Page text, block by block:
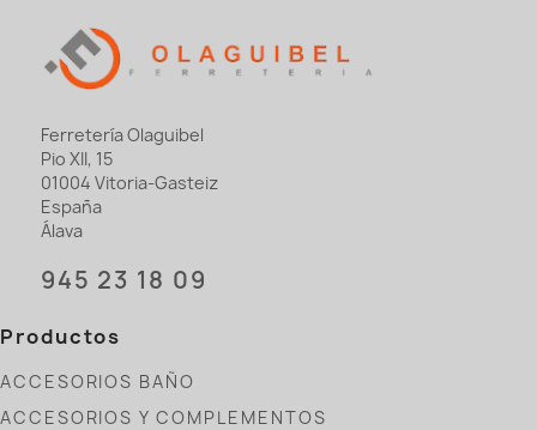
Ferretería Olaguibel
Pio XII, 15
01004 Vitoria-Gasteiz
España
Álava
945 23 18 09
Productos
ACCESORIOS BAÑO
ACCESORIOS Y COMPLEMENTOS